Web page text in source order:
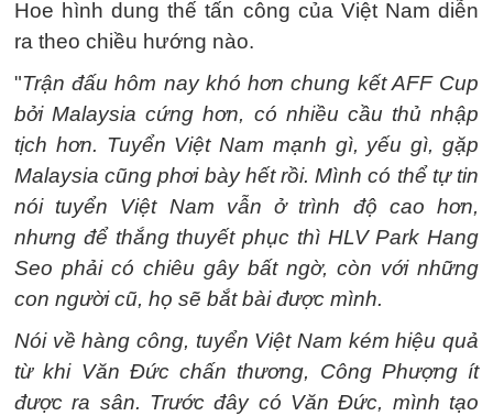
Hoe hình dung thế tấn công của Việt Nam diễn
ra theo chiều hướng nào.
"Trận đấu hôm nay khó hơn chung kết AFF Cup
bởi Malaysia cứng hơn, có nhiều cầu thủ nhập
tịch hơn. Tuyển Việt Nam mạnh gì, yếu gì, gặp
Malaysia cũng phơi bày hết rồi. Mình có thể tự tin
nói tuyển Việt Nam vẫn ở trình độ cao hơn,
nhưng để thắng thuyết phục thì HLV Park Hang
Seo phải có chiêu gây bất ngờ, còn với những
con người cũ, họ sẽ bắt bài được mình.
Nói về hàng công, tuyển Việt Nam kém hiệu quả
từ khi Văn Đức chấn thương, Công Phượng ít
được ra sân. Trước đây có Văn Đức, mình tạo